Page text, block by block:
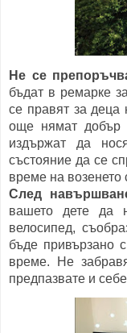
Не се
бъдат в ремарке
се правят за деца
още нямат добър
издържат да
състояние да се
време на возенето
След
вашето дете да
велосипед,
бъде привързано
време. Не
предпазвате и